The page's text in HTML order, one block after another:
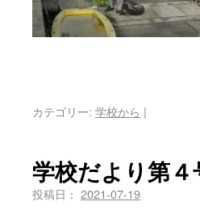
カテゴリー: 学校から |
学校だより第４
投稿日： 2021-07-19